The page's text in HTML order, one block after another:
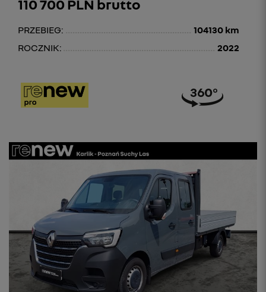
110 700 PLN brutto
PRZEBIEG:
104130 km
ROCZNIK:
2022